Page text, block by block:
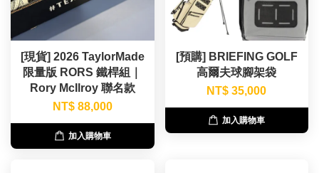
[現貨] 2026 TaylorMade
限量版 RORS 鐵桿組｜
Rory McIlroy 聯名款
NT$ 88,000
加入購物車
[預購] BRIEFING GOLF
高爾夫球腳架袋
NT$ 35,000
加入購物車